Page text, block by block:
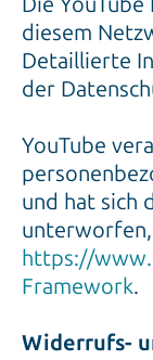
diesem
Detaillierte
der
YouTube
und hat sich
unterworfen,
https://
Framework.
Widerrufs-